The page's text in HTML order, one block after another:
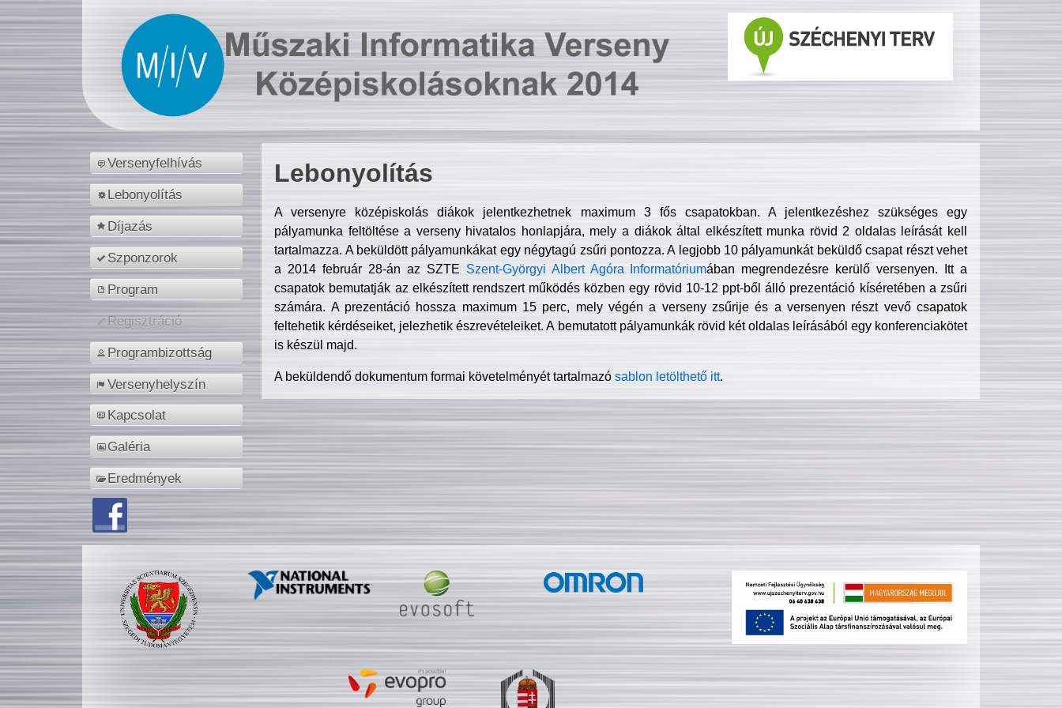
Versenyfelhívás
Lebonyolítás
Díjazás
Szponzorok
Program
Regisztráció
Programbizottság
Versenyhelyszín
Kapcsolat
Galéria
Eredmények
Lebonyolítás
A versenyre középiskolás diákok jelentkezhetnek maximum 3 fős csapatokban. A jelentkezéshez szükséges egy
pályamunka feltöltése a verseny hivatalos honlapjára, mely a diákok által elkészített munka rövid 2 oldalas leírását kell
tartalmazza. A beküldött pályamunkákat egy négytagú zsűri pontozza. A legjobb 10 pályamunkát beküldő csapat részt vehet
a 2014 február 28-án az SZTE Szent-Györgyi Albert Agóra Informatóriumában megrendezésre kerülő versenyen. Itt a
csapatok bemutatják az elkészített rendszert működés közben egy rövid 10-12 ppt-ből álló prezentáció kíséretében a zsűri
számára. A prezentáció hossza maximum 15 perc, mely végén a verseny zsűrije és a versenyen részt vevő csapatok
feltehetik kérdéseiket, jelezhetik észrevételeiket. A bemutatott pályamunkák rövid két oldalas leírásából egy konferenciakötet
is készül majd.
A beküldendő dokumentum formai követelményét tartalmazósablon letölthető itt.